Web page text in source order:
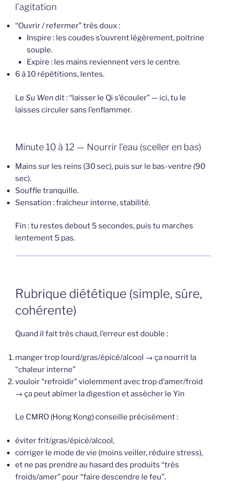
l’agitation
“Ouvrir / refermer” très doux :
Inspire : les coudes s’ouvrent légèrement, poitrine
souple.
Expire : les mains reviennent vers le centre.
6 à 10 répétitions, lentes.
Le Su Wen dit : “laisser le Qi s’écouler” — ici, tu le
laisses circuler sans l’enflammer.
Minute 10 à 12 — Nourrir l’eau (sceller en bas)
Mains sur les reins (30 sec), puis sur le bas-ventre (90
sec).
Souffle tranquille.
Sensation : fraîcheur interne, stabilité.
Fin : tu restes debout 5 secondes, puis tu marches
lentement 5 pas.
Rubrique diététique (simple, sûre,
cohérente)
Quand il fait très chaud, l’erreur est double :
manger trop lourd/gras/épicé/alcool → ça nourrit la
“chaleur interne”
vouloir “refroidir” violemment avec trop d’amer/froid
→ ça peut abîmer la digestion et assécher le Yin
Le CMRO (Hong Kong) conseille précisément :
éviter frit/gras/épicé/alcool,
corriger le mode de vie (moins veiller, réduire stress),
et ne pas prendre au hasard des produits “très
froids/amer” pour “faire descendre le feu”.